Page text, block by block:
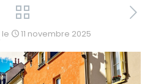
le 11 novembre 2025